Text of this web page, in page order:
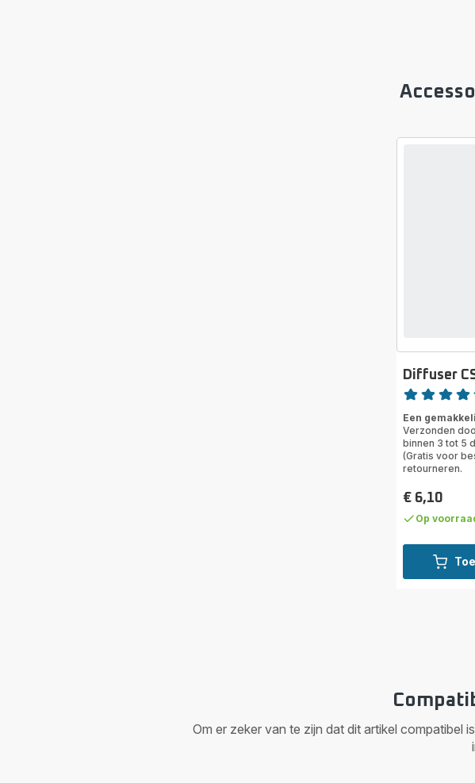
Diffuser
Beoordeling
met
5
sterren
(gemiddeld)
Een
Verzonden
binnen 3 tot 5
(Gratis voor
retourneren.
Prijs
€ 6,10
Op
Om er zeker van te zijn dat dit artikel compatibel